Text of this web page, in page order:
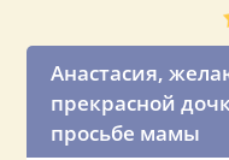
Анастасия,
прекрасной
просьбе мамы